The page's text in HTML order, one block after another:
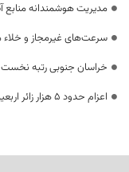
مدیریت هوشمندانه منابع
سرعت‌های غیرمجاز و
خراسان جنوبی رتبه
اعزام حدود 5 هزار زائر اربعین از خراسان جنوبی؛ بازگشت‌ها آغاز شد